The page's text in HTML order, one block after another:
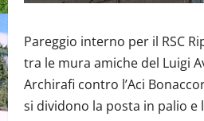
Pareggio interno per il RSC
tra le mura amiche del Luigi
Archirafi contro l’Aci
si dividono la posta in palio e